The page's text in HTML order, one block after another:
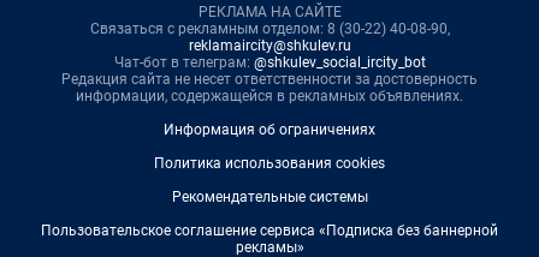
РЕКЛАМА НА САЙТЕ
Связаться с рекламным отделом: 8 (30-22) 40-08-90,
reklamaircity@shkulev.ru
Чат-бот в телеграм: @shkulev_social_ircity_bot
Редакция сайта не несет ответственности за достоверность
информации, содержащейся в рекламных объявлениях.
Информация об ограничениях
Политика использования cookies
Рекомендательные системы
Пользовательское соглашение сервиса «Подписка без баннерной
рекламы»